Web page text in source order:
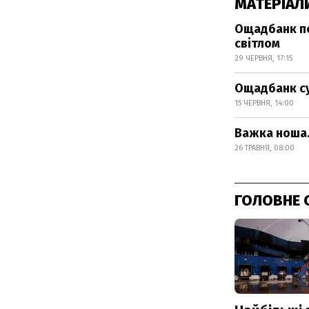
Ощадбанк
світлом
29 ЧЕРВНЯ, 17:15
Ощадбанк
15 ЧЕРВНЯ, 14:00
Важка ноша.
26 ТРАВНЯ, 08:00
ГОЛОВНЕ